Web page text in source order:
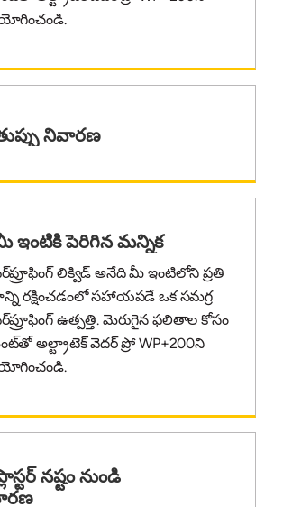
నివారణ
ఇంటికి పెరిగిన మన్నిక
లిక్విడ్ అనేది మీ ఇంటిలోని ప్రతి
రక్షించడంలో సహాయపడే ఒక సమగ్ర
ఉత్పత్తి. మెరుగైన ఫలితాల కోసం
అల్ట్రాటెక్ వెదర్ ప్రో WP+200ని
నష్టం నుండి